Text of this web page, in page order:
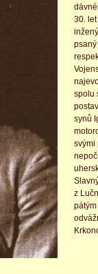
30.
psaný
spolu
synů
svými
z